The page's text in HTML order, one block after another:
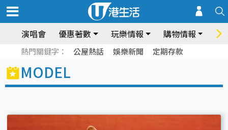
演唱會 優惠著數 玩樂情報 購物情報 飲
熱門關鍵字： 公屋熱話 娛樂新聞 定期存款
MODEL